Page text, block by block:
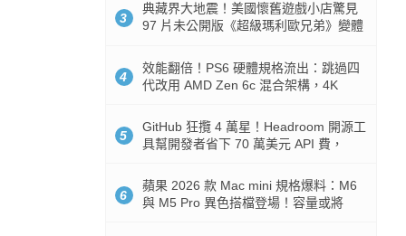
3
典藏界大地震！美國懷舊遊戲小店驚見
97 片未公開版《超級瑪利歐兄弟》變體
4
效能翻倍！PS6 硬體規格流出：跳過四
代改用 AMD Zen 6c 混合架構，4K
5
GitHub 狂攬 4 萬星！Headroom 開源工
具幫開發者省下 70 萬美元 API 費，
6
蘋果 2026 款 Mac mini 規格爆料：M6
與 M5 Pro 異色搭檔登場！容量或將